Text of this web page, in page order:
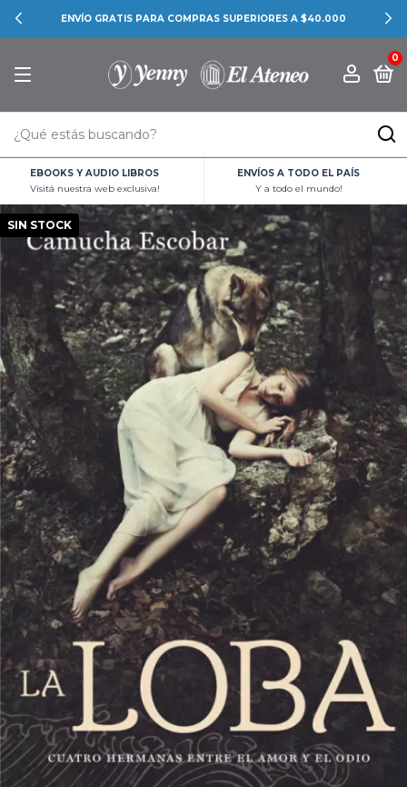
ENVÍO GRATIS PARA COMPRAS SUPERIORES A $40.000
0
EBOOKS Y AUDIO LIBROS
Visitá nuestra web exclusiva!
ENVÍOS A TODO EL PAÍS
Y a todo el mundo!
SIN STOCK